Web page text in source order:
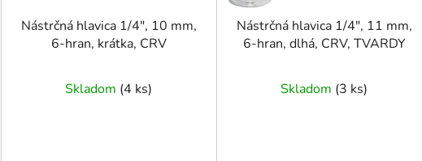
Nástrčná hlavica 1/4", 10 mm,
6-hran, krátka, CRV
Skladom (4 ks)
Nástrčná hlavica 1/4", 11 mm,
6-hran, dlhá, CRV, TVARDY
Skladom (3 ks)